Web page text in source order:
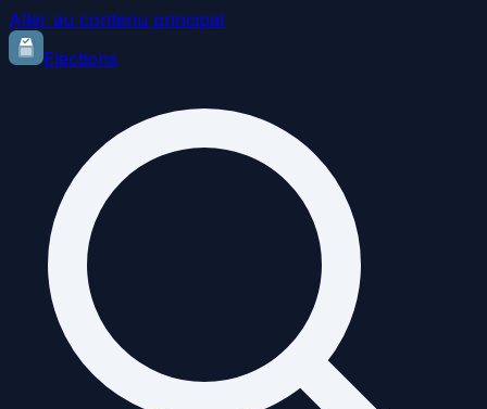
Aller au contenu principal
Elections